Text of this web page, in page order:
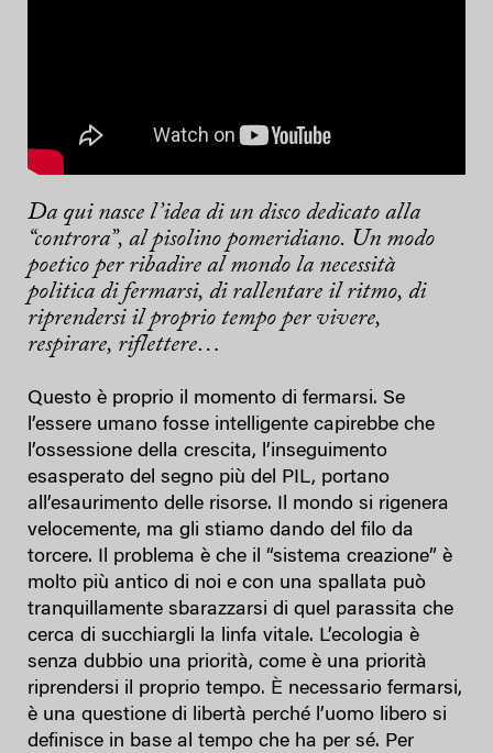
Da qui nasce l’idea di un disco dedicato alla
“controra”, al pisolino pomeridiano. Un modo
poetico per ribadire al mondo la necessità
politica di fermarsi, di rallentare il ritmo, di
riprendersi il proprio tempo per vivere,
respirare, riflettere…
Questo è proprio il momento di fermarsi. Se
l’essere umano fosse intelligente capirebbe che
l’ossessione della crescita, l’inseguimento
esasperato del segno più del PIL, portano
all’esaurimento delle risorse. Il mondo si rigenera
velocemente, ma gli stiamo dando del filo da
torcere. Il problema è che il “sistema creazione” è
molto più antico di noi e con una spallata può
tranquillamente sbarazzarsi di quel parassita che
cerca di succhiargli la linfa vitale. L’ecologia è
senza dubbio una priorità, come è una priorità
riprendersi il proprio tempo. È necessario fermarsi,
è una questione di libertà perché l’uomo libero si
definisce in base al tempo che ha per sé. Per